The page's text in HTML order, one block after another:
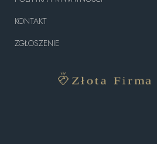
KONTAKT
ZGŁOSZENIE